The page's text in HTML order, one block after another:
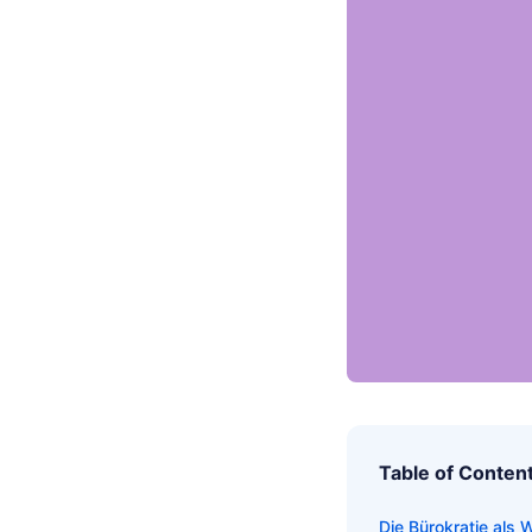
Table of
Die Bürokratie als